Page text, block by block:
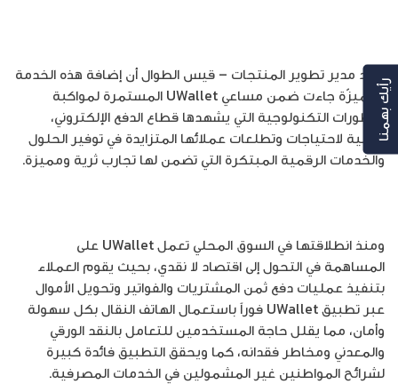
وأكد مدير تطوير المنتجات – قيس الطوال أن إضافة هذه الخدمة
المميزّة جاءت ضمن مساعي UWallet المستمرة لمواكبة
التطورات التكنولوجية التي يشهدها قطاع الدفع الإلكتروني،
وتلبية لاحتياجات وتطلعات عملائها المتزايدة في توفير الحلول
والخدمات الرقمية المبتكرة التي تضمن لها تجارب ثرية ومميزة.
ومنذ انطلاقتها في السوق المحلي تعمل UWallet على
المساهمة في التحول إلى اقتصاد لا نقدي، بحيث يقوم العملاء
بتنفيذ عمليات دفع ثمن المشتريات والفواتير وتحويل الأموال
عبر تطبيق UWallet فوراً باستعمال الهاتف النقال بكل سهولة
وأمان، مما يقلل حاجة المستخدمين للتعامل بالنقد الورقي
والمعدني ومخاطر فقدانه، كما ويحقق التطبيق فائدة كبيرة
لشرائح المواطنين غير المشمولين في الخدمات المصرفية.
رأيك بهمنا